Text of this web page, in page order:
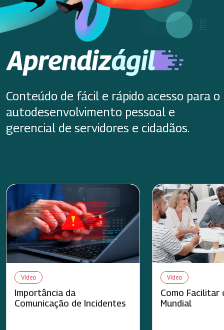
Conteúdo de fácil e rápido acesso para o
autodesenvolvimento pessoal e
gerencial de servidores e cidadãos.
Vídeo
Importância da
Comunicação de Incidentes
Vídeo
Como Facilitar
Mundial